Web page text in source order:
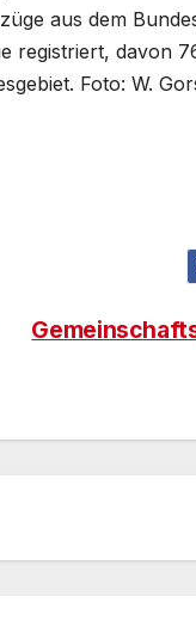
aus dem
registriert, davon
Foto: W.